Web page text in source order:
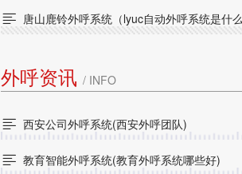
 唐山鹿铃外呼系统（lyuc自动外呼系统是什
外呼资讯 / INFO
 西安公司外呼系统(西安外呼团队)
 教育智能外呼系统(教育外呼系统哪些好)